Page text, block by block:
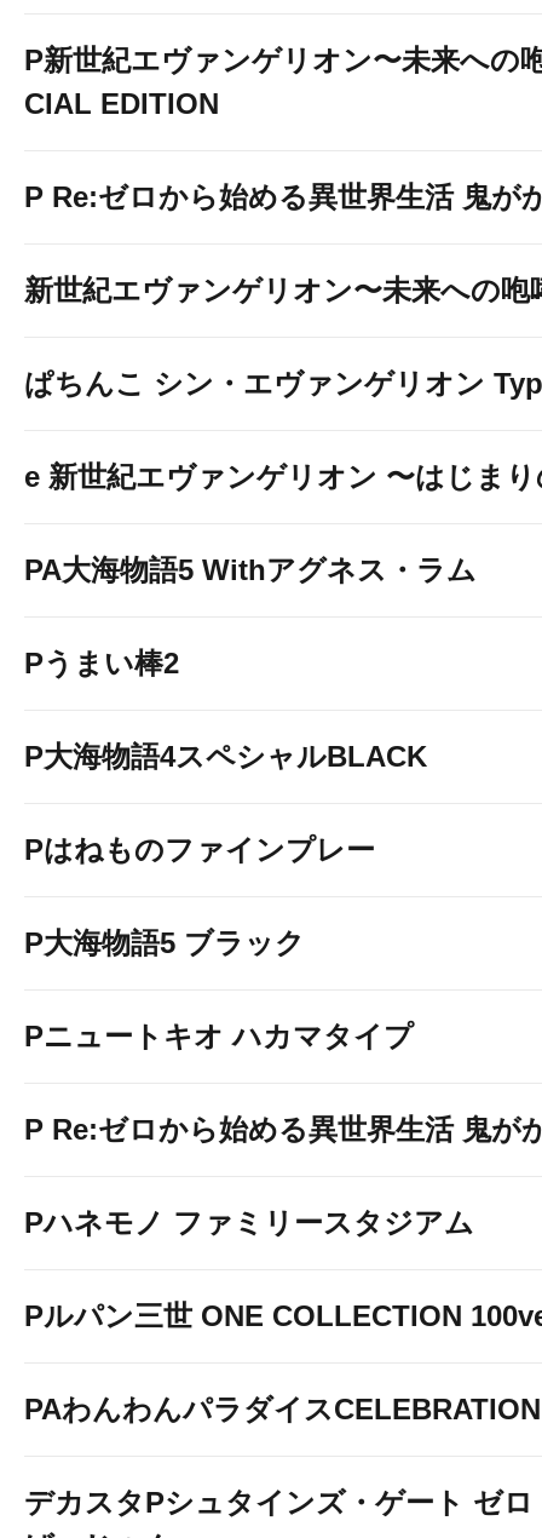
◀
P新世紀エヴァンゲリオン〜未来への
CIAL EDITION
P Re:ゼロから始める異世界生活 鬼が
新世紀エヴァンゲリオン〜未来への咆
ぱちんこ シン・エヴァンゲリオン
e 新世紀エヴァンゲリオン 〜はじま
PA大海物語5 Withアグネス・ラム
Pうまい棒2
P大海物語4スペシャルBLACK
Pはねものファインプレー
P大海物語5 ブラック
Pニュートキオ ハカマタイプ
P Re:ゼロから始める異世界生活 鬼が
Pハネモノ ファミリースタジアム
Pルパン三世 ONE COLLECTION
PAわんわんパラダイスCELEBRATION
デカスタPシュタインズ・ゲート ゼ